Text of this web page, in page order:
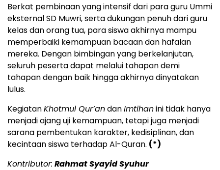
Berkat pembinaan yang intensif dari para guru Ummi
eksternal SD Muwri, serta dukungan penuh dari guru
kelas dan orang tua, para siswa akhirnya mampu
memperbaiki kemampuan bacaan dan hafalan
mereka. Dengan bimbingan yang berkelanjutan,
seluruh peserta dapat melalui tahapan demi
tahapan dengan baik hingga akhirnya dinyatakan
lulus.
KegiatanKhotmul Qur’andanImtihanini tidak hanya
menjadi ajang uji kemampuan, tetapi juga menjadi
sarana pembentukan karakter, kedisiplinan, dan
kecintaan siswa terhadap Al-Quran. (*)
Kontributor: Rahmat Syayid Syuhur